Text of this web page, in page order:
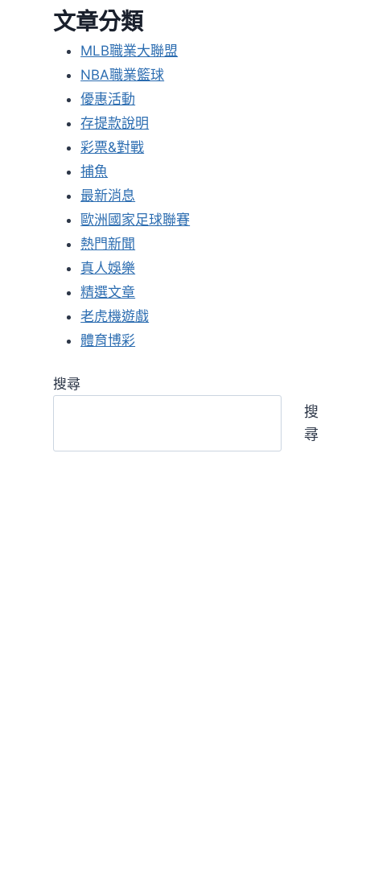
文章分類
MLB職業大聯盟
NBA職業籃球
優惠活動
存提款說明
彩票&對戰
捕魚
最新消息
歐洲國家足球聯賽
熱門新聞
真人娛樂
精選文章
老虎機遊戲
體育博彩
搜尋
搜
尋